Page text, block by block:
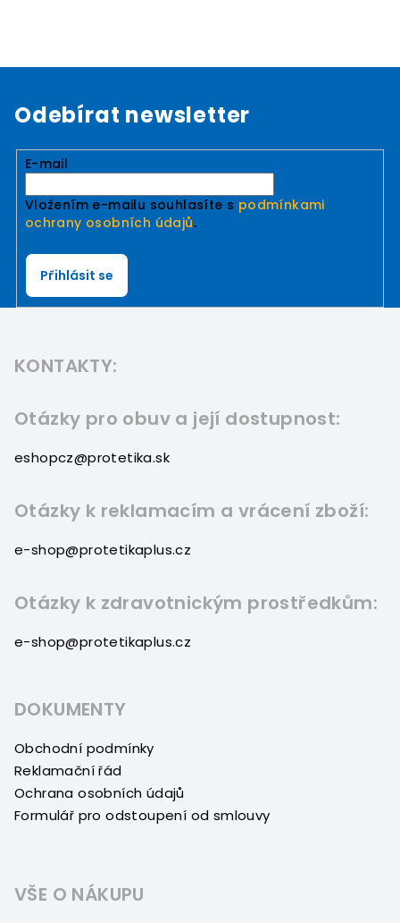
Odebírat newsletter
E-mail
Vložením e-mailu souhlasíte s podmínkami
ochrany osobních údajů.
Přihlásit se
KONTAKTY:
Otázky pro obuv a její dostupnost:
eshopcz@protetika.sk
Otázky k reklamacím a vrácení zboží:
e-shop@protetikaplus.cz
Otázky k zdravotnickým prostředkům:
e-shop@protetikaplus.cz
DOKUMENTY
Obchodní podmínky
Reklamační řád
Ochrana osobních údajů
Formulář pro odstoupení od smlouvy
VŠE O NÁKUPU